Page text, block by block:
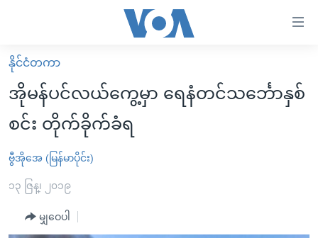
လွယ်ကူ
စေ
သည့်
များ
ပင်မ
မူလစာမျက်နှာ
မြန်မာ
ကမ္ဘာ့သတင်းများ
နိုင်ငံတကာ
အမေရိကန်
အစ္စရေး-ပါလက်စတိုင်း
ဗွီဒီယို
သတင်းလွတ်လပ်ခွင့်
အင်္ဂလိပ်စာလေ့လာမယ်
နိုင်ငံတကာ
အိုမန်ပင်လယ်ကွေ့မှာ ရေနံတင်သင်္ဘောနှစ်
စင်း တိုက်ခိုက်ခံရ
ဗွီအိုအေ (မြန်မာပိုင်း)
၁၃ ဇြန္၊ ၂၀၁၉
မျှဝေပါ